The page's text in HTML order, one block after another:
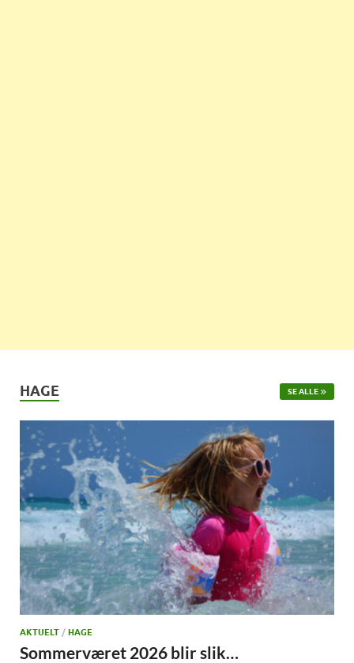
HAGE SE ALLE
AKTUELT / HAGE
Sommerværet 2026 blir slik…